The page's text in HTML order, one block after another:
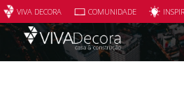
VIVA DECORA COMUNIDADE